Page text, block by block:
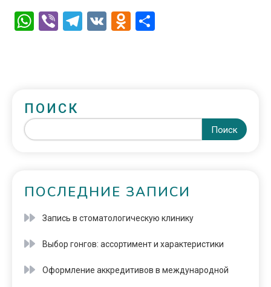
WhatsApp
ViberTelegram
VK Odnoklassniki
ПОИСК
Поиск
ПОСЛЕДНИЕ ЗАПИСИ
Запись в стоматологическую клинику
Выбор гонгов: ассортимент и характеристики
Оформление аккредитивов в международной